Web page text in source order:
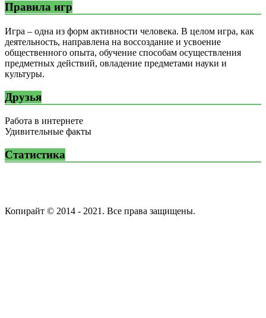
Правила игр
Игра – одна из форм активности человека. В целом игра, как
деятельность, направлена на воссоздание и усвоение
общественного опыта, обучение способам осуществления
предметных действий, овладение предметами науки и
культуры.
Друзья
Работа в интернете
Удивительные факты
Статистика
Копирайт © 2014 - 2021. Все права защищены.